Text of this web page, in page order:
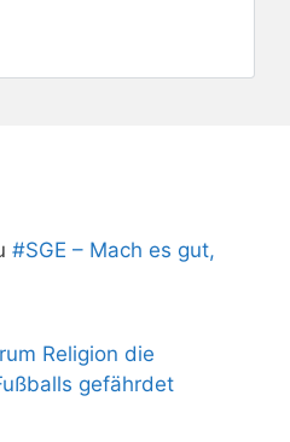
#SGE – Mach es gut,
Religion die
gefährdet